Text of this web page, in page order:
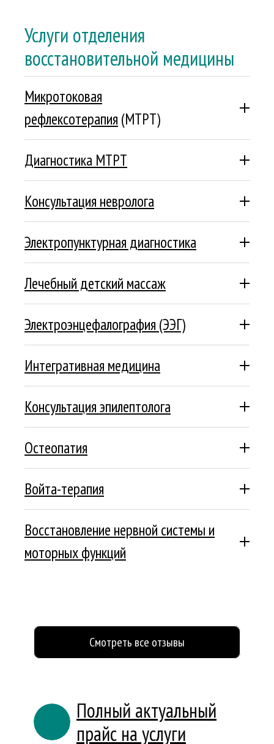
Услуги отделения
восстановительной медицины
Микротоковая
рефлексотерапия (МТРТ)
Подробнее
Диагностика МТРТ
Подробнее
Консультация невролога
Подробнее
Электропунктурная диагностика
Подробнее
Лечебный детский массаж
Подробнее
Электроэнцефалография (ЭЭГ)
Подробнее
Интегративная медицина
Подробнее
Консультация эпилептолога
Подробнее
Остеопатия
Подробнее
Войта-терапия
Подробнее
Восстановление нервной системы и
моторных функций
Смотреть все отзывы
Полный актуальный
прайс на услуги